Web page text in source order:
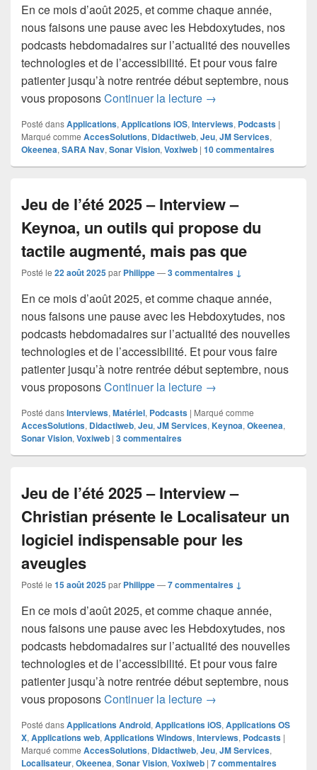
En ce mois d’août 2025, et comme chaque année,
nous faisons une pause avec les Hebdoxytudes, nos
podcasts hebdomadaires sur l’actualité des nouvelles
technologies et de l’accessibilité. Et pour vous faire
patienter jusqu’à notre rentrée début septembre, nous
vous proposonsContinuer la lecture Jeu de l’été 2025 –
→
Posté dansApplications, Applications iOS, Interviews, Podcasts |
Marqué comme AccesSolutions, Didactiweb, Jeu, JM Services,
Okeenea, SARA Nav, Sonar Vision, Voxiweb | 10commentaires
Jeu de l’été 2025 – Interview –
Keynoa, un outils qui propose du
tactile augmenté, mais pas que
Posté le 22 août 2025par Philippe—3 commentaires ↓
En ce mois d’août 2025, et comme chaque année,
nous faisons une pause avec les Hebdoxytudes, nos
podcasts hebdomadaires sur l’actualité des nouvelles
technologies et de l’accessibilité. Et pour vous faire
patienter jusqu’à notre rentrée début septembre, nous
vous proposonsContinuer la lecture Jeu de l’été 2025 –
→
Posté dansInterviews, Matériel, Podcasts | Marqué comme
AccesSolutions, Didactiweb, Jeu, JM Services, Keynoa, Okeenea,
Sonar Vision, Voxiweb | 3commentaires
Jeu de l’été 2025 – Interview –
Christian présente le Localisateur un
logiciel indispensable pour les
aveugles
Posté le 15 août 2025par Philippe—7 commentaires ↓
En ce mois d’août 2025, et comme chaque année,
nous faisons une pause avec les Hebdoxytudes, nos
podcasts hebdomadaires sur l’actualité des nouvelles
technologies et de l’accessibilité. Et pour vous faire
patienter jusqu’à notre rentrée début septembre, nous
vous proposonsContinuer la lecture Jeu de l’été 2025 –
→
Posté dansApplications Android, Applications iOS, Applications OS
X, Applications web, Applications Windows, Interviews, Podcasts |
Marqué comme AccesSolutions, Didactiweb, Jeu, JM Services,
Localisateur, Okeenea, Sonar Vision, Voxiweb | 7commentaires